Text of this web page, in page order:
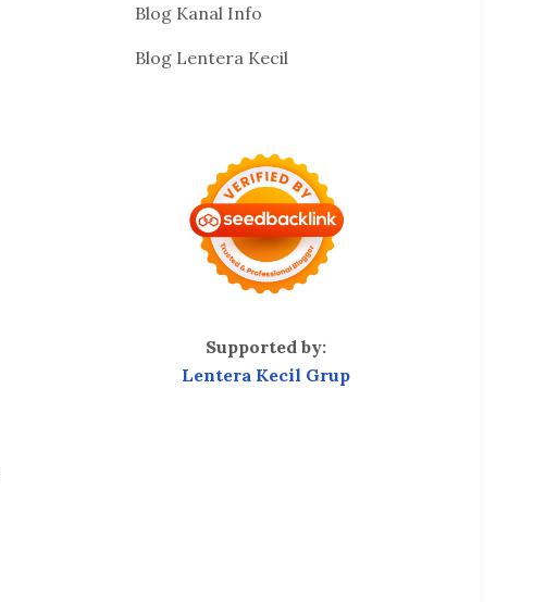
Blog Kanal Info
Blog Lentera Kecil
Supported by:
Lentera Kecil Grup